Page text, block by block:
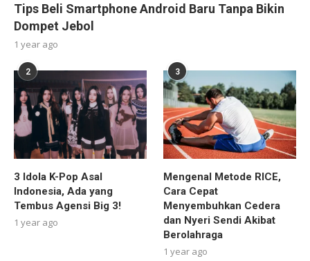
Tips Beli Smartphone Android Baru Tanpa Bikin
Dompet Jebol
1 year ago
2
3 Idola K-Pop Asal
Indonesia, Ada yang
Tembus Agensi Big 3!
1 year ago
3
Mengenal Metode RICE,
Cara Cepat
Menyembuhkan Cedera
dan Nyeri Sendi Akibat
Berolahraga
1 year ago